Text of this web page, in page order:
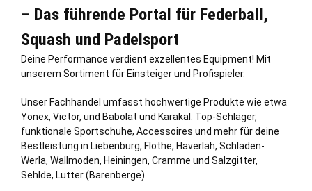
– Das führende Portal für Federball,
Squash und Padelsport
Deine Performance verdient exzellentes Equipment! Mit
unserem Sortiment für Einsteiger und Profispieler.
Unser Fachhandel umfasst hochwertige Produkte wie etwa
Yonex, Victor, und Babolat und Karakal. Top-Schläger,
funktionale Sportschuhe, Accessoires und mehr für deine
Bestleistung in Liebenburg, Flöthe, Haverlah, Schladen-
Werla, Wallmoden, Heiningen, Cramme und Salzgitter,
Sehlde, Lutter (Barenberge).